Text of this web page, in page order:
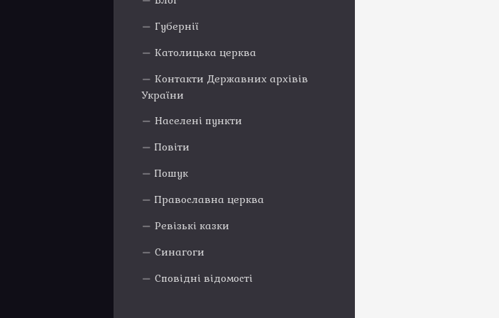
Губернії
Католицька церква
Контакти Державних архівів
України
Населені пункти
Повіти
Пошук
Православна церква
Ревізькі казки
Синагоги
Сповідні відомості